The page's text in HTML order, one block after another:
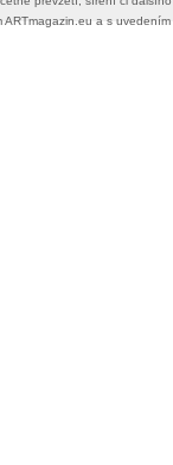
​a s uvedením